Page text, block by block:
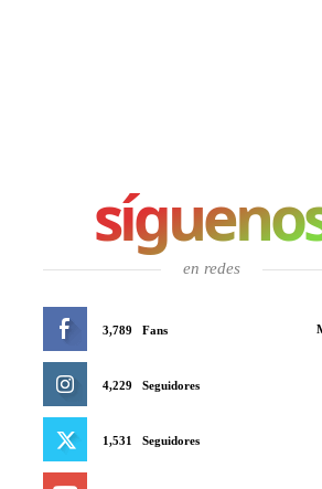
en redes
3,789 Fans
4,229 Seguidores
1,531 Seguidores